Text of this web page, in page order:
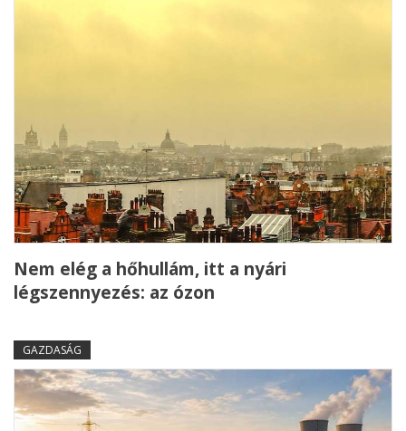
Nem elég a hőhullám, itt a nyári
légszennyezés: az ózon
GAZDASÁG